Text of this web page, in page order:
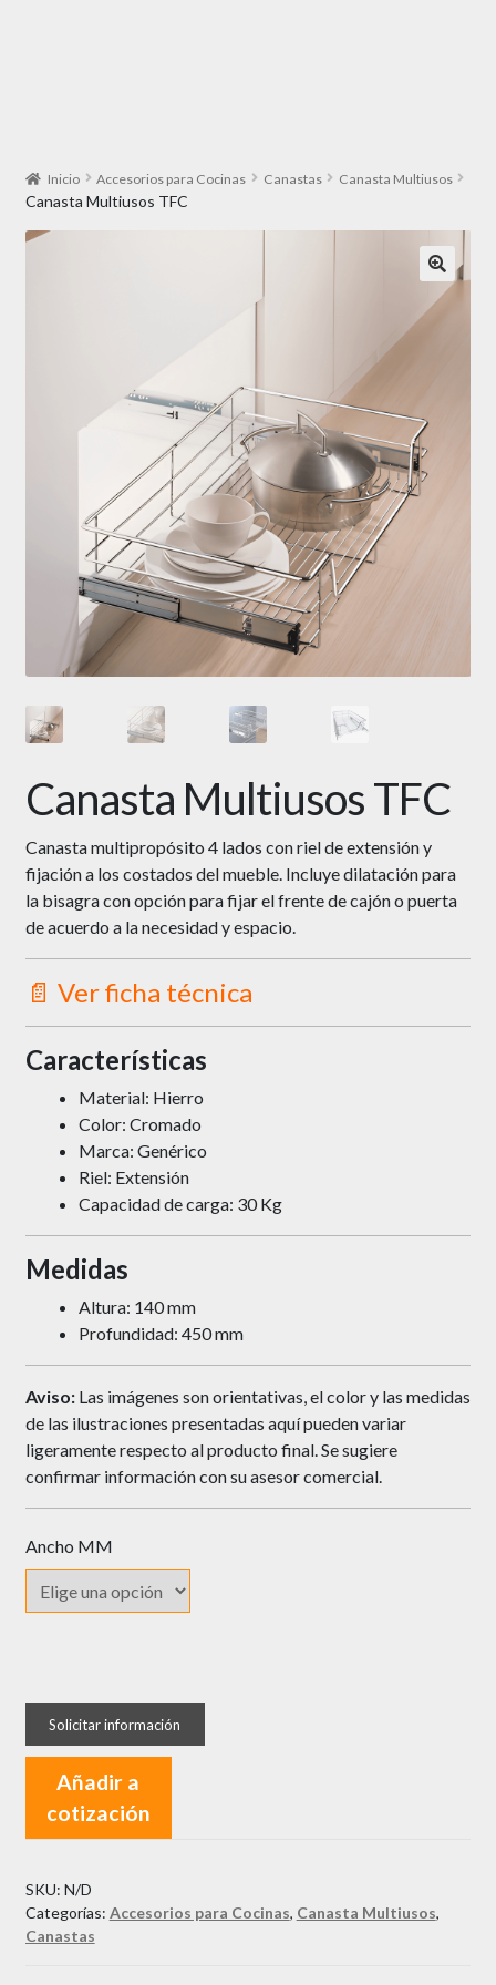
Inicio Accesorios para Cocinas Canastas Canasta Multiusos
Canasta Multiusos TFC
🔍
Canasta Multiusos TFC
Canasta multipropósito 4 lados con riel de extensión y
fijación a los costados del mueble. Incluye dilatación para
la bisagra con opción para fijar el frente de cajón o puerta
de acuerdo a la necesidad y espacio.
📄 Ver ficha técnica
Características
Material: Hierro
Color: Cromado
Marca: Genérico
Riel: Extensión
Capacidad de carga: 30 Kg
Medidas
Altura: 140 mm
Profundidad: 450 mm
Aviso:Las imágenes son orientativas, el color y las medidas
de las ilustraciones presentadas aquí pueden variar
ligeramente respecto al producto final. Se sugiere
confirmar información con su asesor comercial.
Ancho MM
Multiusos
TFC
Añadir a
cotización
SKU: N/D
Categorías: Accesorios para Cocinas, Canasta Multiusos,
Canastas